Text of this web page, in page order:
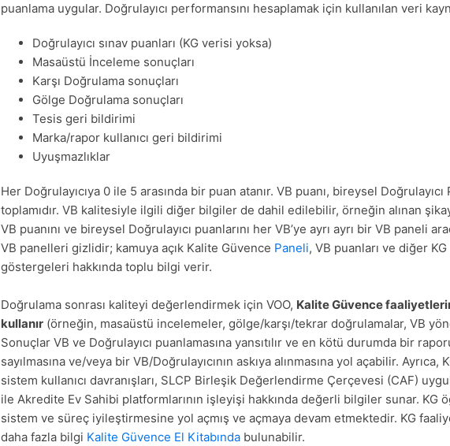
puanlama uygular. Doğrulayıcı performansını hesaplamak için kullanılan veri
Doğrulayıcı sınav puanları (KG verisi yoksa)
Masaüstü İnceleme sonuçları
Karşı Doğrulama sonuçları
Gölge Doğrulama sonuçları
Tesis geri bildirimi
Marka/rapor kullanıcı geri bildirimi
Uyuşmazlıklar
Her Doğrulayıcıya 0 ile 5 arasında bir puan atanır. VB puanı, bireysel Doğrulayıcı
toplamıdır. VB kalitesiyle ilgili diğer bilgiler de dahil edilebilir, örneğin alınan
VB puanını ve bireysel Doğrulayıcı puanlarını her VB’ye ayrı ayrı bir VB paneli
VB panelleri gizlidir; kamuya açık Kalite Güvence Paneli, VB puanları ve diğer
göstergeleri hakkında toplu bilgi verir.
Doğrulama sonrası kaliteyi değerlendirmek için VOO, Kalite Güvence
kullanır (örneğin, masaüstü incelemeler, gölge/karşı/tekrar doğrulamalar, VB
Sonuçlar VB ve Doğrulayıcı puanlamasına yansıtılır ve en kötü durumda bir
sayılmasına ve/veya bir VB/Doğrulayıcının askıya alınmasına yol açabilir. Ayrıca,
sistem kullanıcı davranışları, SLCP Birleşik Değerlendirme Çerçevesi (CAF)
ile Akredite Ev Sahibi platformlarının işleyişi hakkında değerli bilgiler sunar. KG
sistem ve süreç iyileştirmesine yol açmış ve açmaya devam etmektedir. KG
daha fazla bilgi Kalite Güvence El Kitabında bulunabilir.